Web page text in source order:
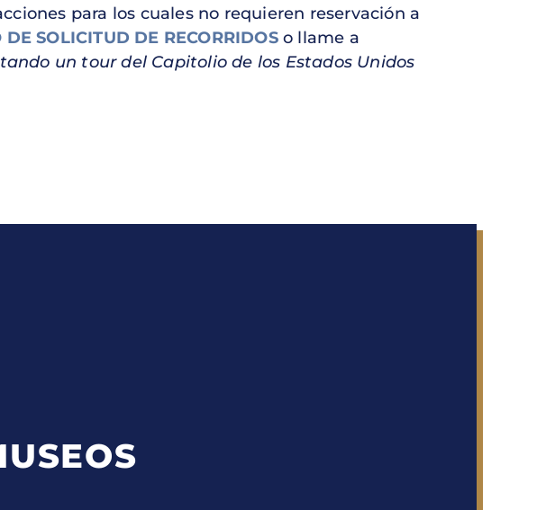
para los cuales no requieren reservación a
SOLICITUD DE RECORRIDOSo llame a
un tour del Capitolio de los Estados Unidos